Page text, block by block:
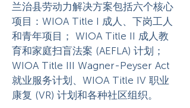
兰治县劳动力解决方案包括六个核心
项目：WIOA Title I 成人、下岗工人
和青年项目； WIOA Title II 成人教
育和家庭扫盲法案 (AEFLA) 计划；
WIOA Title III Wagner-Peyser Act
就业服务计划、WIOA Title IV 职业
康复 (VR) 计划和各种社区组织。